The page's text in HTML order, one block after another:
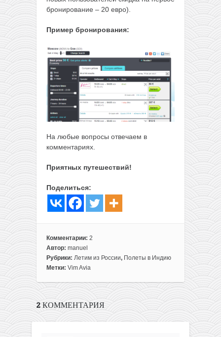
бронирование – 20 евро).
Пример бронирования:
На любые вопросы отвечаем в
комментариях.
Приятных путешествий!
Поделиться:
Комментарии: 2
Автор: manuel
Рубрики: Летим из России, Полеты в Индию
Метки: Vim Avia
2 КОММЕНТАРИЯ